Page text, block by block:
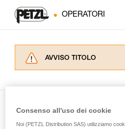
OPERATORI
AVVISO TITOLO
La padronanza di
Guarda tutti i
Consenso all'uso dei cookie
Noi (PETZL Distribution SAS) utilizziamo